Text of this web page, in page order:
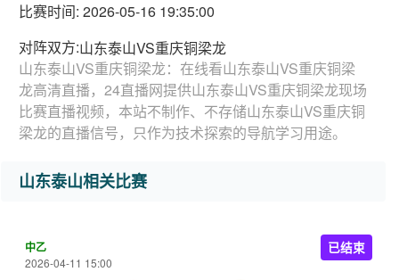
比赛时间: 2026-05-16 19:35:00
对阵双方:山东泰山VS重庆铜梁龙
山东泰山VS重庆铜梁龙：在线看山东泰山VS重庆铜梁
龙高清直播，24直播网提供山东泰山VS重庆铜梁龙现场
比赛直播视频，本站不制作、不存储山东泰山VS重庆铜
梁龙的直播信号，只作为技术探索的导航学习用途。
山东泰山相关比赛
中乙
2026-04-11 15:00
已结束